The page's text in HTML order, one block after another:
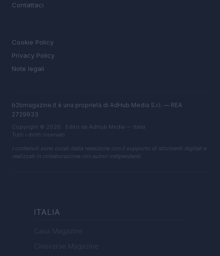
Contattaci
Cookie Policy
Privacy Policy
Note legali
b2bmagazine.it è una proprietà di AdHub Media S.r.l. — REA
2729933
Copyright © 2026 · Edito da AdHub Media — Italia
Tutti i diritti riservati
I contenuti sono curati dalla redazione con il supporto di strumenti digitali e
realizzati in collaborazione con autori indipendenti.
ITALIA
Casa Magazine
Cineverse Magazine